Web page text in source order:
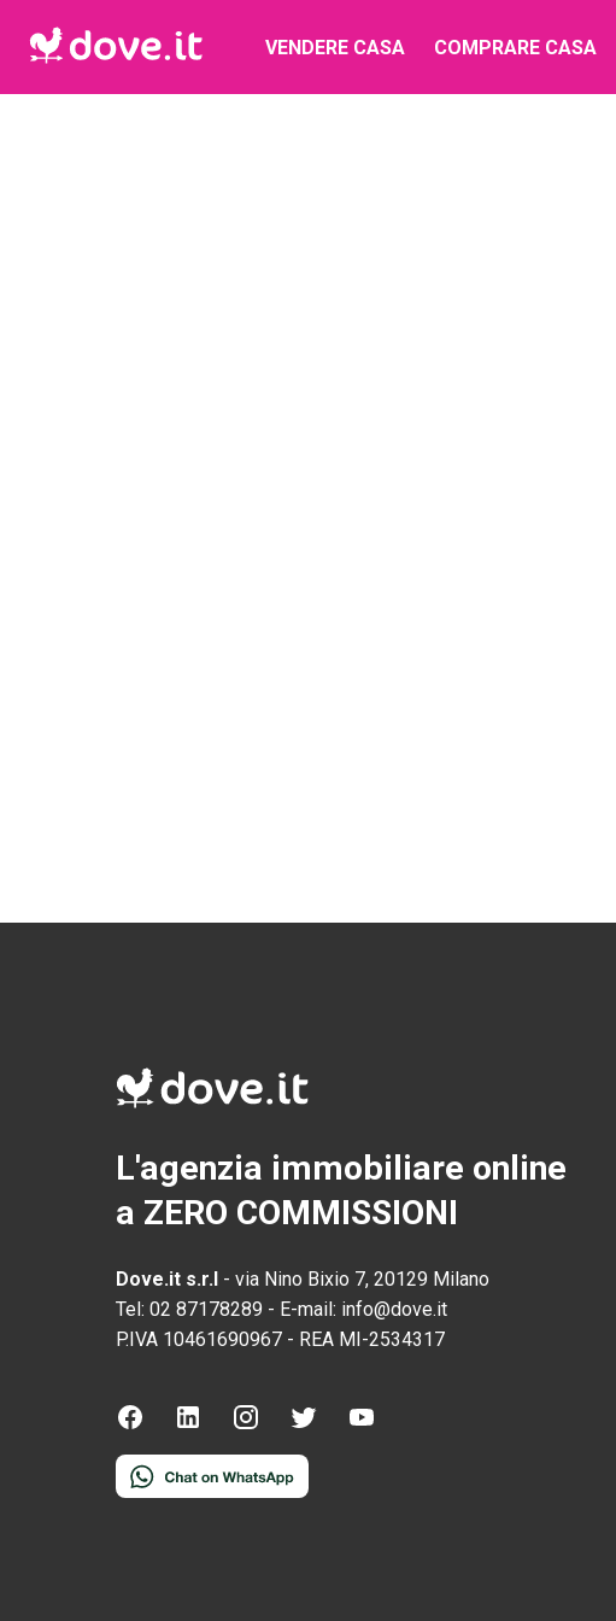
VENDERE CASA COMPRARE CASA
L'agenzia immobiliare online
a ZERO COMMISSIONI
Dove.it s.r.l - via Nino Bixio 7, 20129 Milano
Tel: 02 87178289 - E-mail: info@dove.it
P.IVA 10461690967 - REA MI-2534317